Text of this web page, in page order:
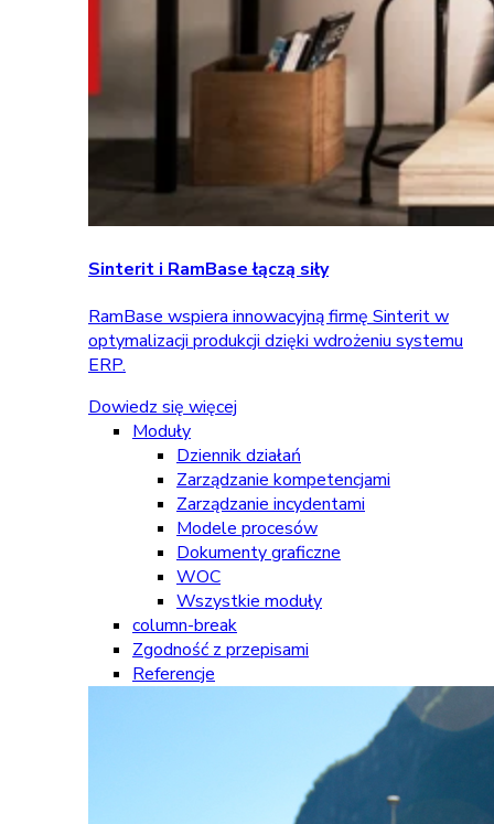
Sinterit i RamBase łączą siły
RamBase wspiera innowacyjną firmę Sinterit w
optymalizacji produkcji dzięki wdrożeniu systemu
ERP.
Dowiedz się więcej
Moduły
Dziennik działań
Zarządzanie kompetencjami
Zarządzanie incydentami
Modele procesów
Dokumenty graficzne
WOC
Wszystkie moduły
column-break
Zgodność z przepisami
Referencje